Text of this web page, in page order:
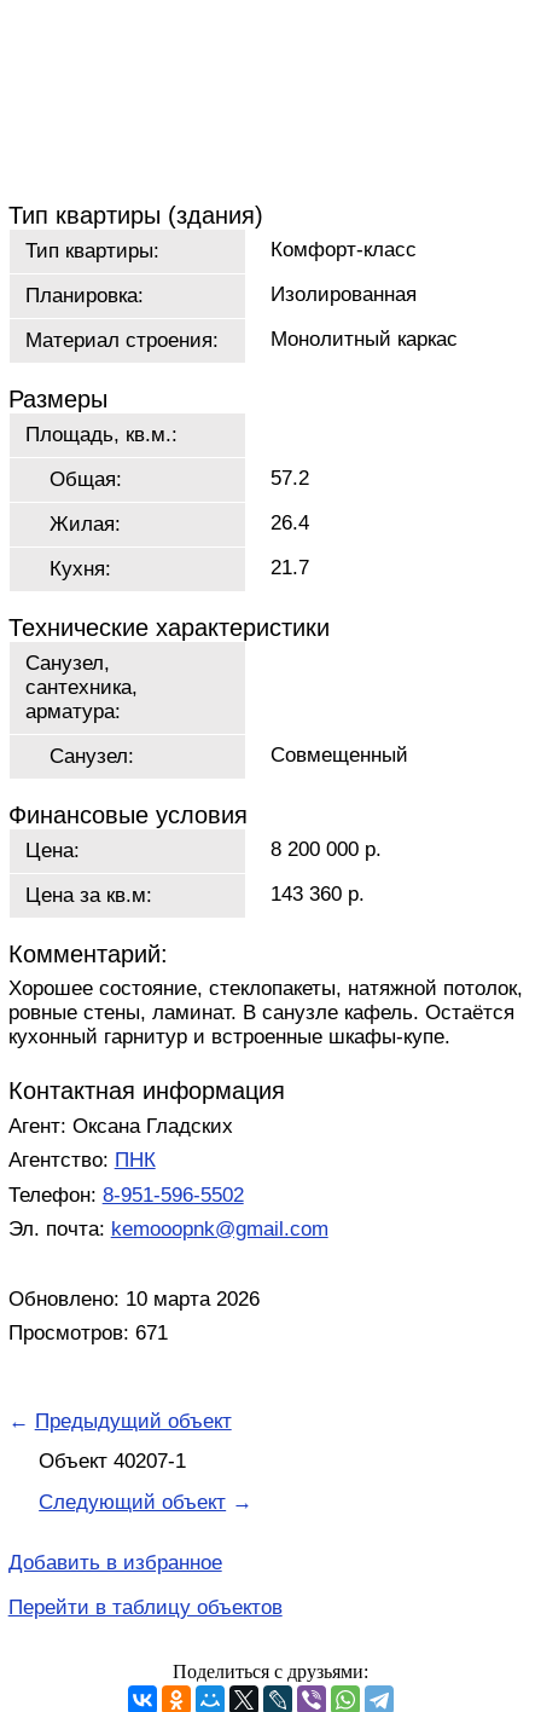
Тип квартиры (здания)
Тип квартиры:
Комфорт-класс
Планировка:
Изолированная
Материал строения:
Монолитный каркас
Размеры
Площадь, кв.м.:
Общая:
57.2
Жилая:
26.4
Кухня:
21.7
Технические характеристики
Санузел,
сантехника,
арматура:
Санузел:
Совмещенный
Финансовые условия
Цена:
8 200 000 р.
Цена за кв.м:
143 360 р.
Комментарий:
Хорошее состояние, стеклопакеты, натяжной потолок,
ровные стены, ламинат. В санузле кафель. Остаётся
кухонный гapнитур и вcтроeнныe шкaфы-купe.
Контактная информация
Агент: Оксана Гладских
Агентство: ПНК
Телефон: 8-951-596-5502
Эл. почта: kemooopnk@gmail.com
Обновлено: 10 марта 2026
Просмотров: 671
← Предыдущий объект
Объект 40207-1
Следующий объект →
Добавить в избранное
Перейти в таблицу объектов
Поделиться с друзьями: